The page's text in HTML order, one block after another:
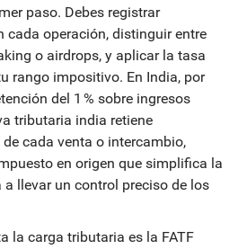
paso. Debes registrar
cada operación, distinguir entre
o airdrops, y aplicar la tasa
rango impositivo. En India, por
del 1 % sobre ingresos
tributaria india retiene
cada venta o intercambio,
en origen que simplifica la
llevar un control preciso de los
la carga tributaria es la FATF